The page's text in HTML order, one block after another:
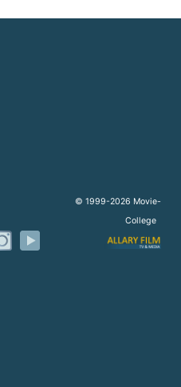
© 1999-2026 Movie-
College